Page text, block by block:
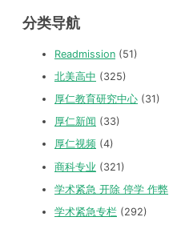
分类导航
Readmission (51)
北美高中 (325)
厚仁教育研究中心 (31)
厚仁新闻 (33)
厚仁视频 (4)
商科专业 (321)
学术紧急 开除 停学 作弊
学术紧急专栏 (292)